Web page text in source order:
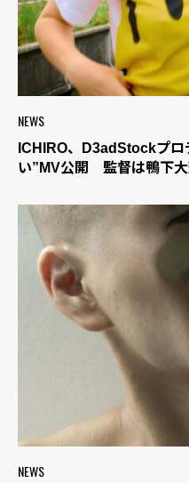
NEWS
ICHIRO、D3adStockプロ
い”MV公開 監督は鴨下
NEWS